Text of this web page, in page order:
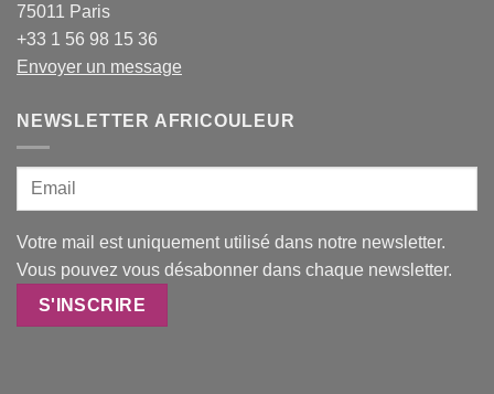
75011 Paris
+33 1 56 98 15 36
Envoyer un message
NEWSLETTER AFRICOULEUR
Votre mail est uniquement utilisé dans notre newsletter.
Vous pouvez vous désabonner dans chaque newsletter.